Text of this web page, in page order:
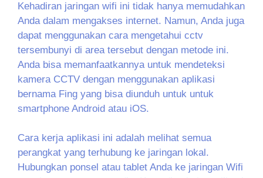
Kehadiran jaringan wifi ini tidak hanya memudahkan
Anda dalam mengakses internet. Namun, Anda juga
dapat menggunakan cara mengetahui cctv
tersembunyi di area tersebut dengan metode ini.
Anda bisa memanfaatkannya untuk mendeteksi
kamera CCTV dengan menggunakan aplikasi
bernama Fing yang bisa diunduh untuk untuk
smartphone Android atau iOS.
Cara kerja aplikasi ini adalah melihat semua
perangkat yang terhubung ke jaringan lokal.
Hubungkan ponsel atau tablet Anda ke jaringan Wifi